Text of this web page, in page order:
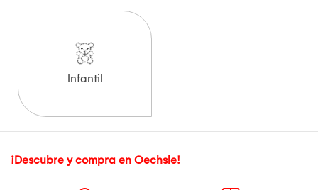
Infantil
¡Descubre y compra en Oechsle!